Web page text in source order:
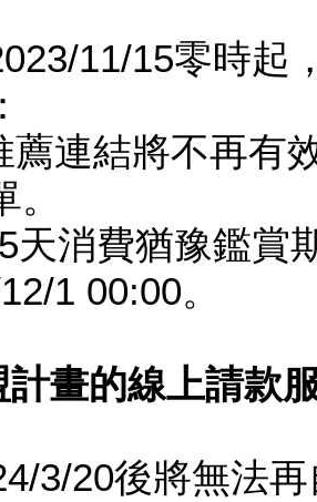
11/15零時起
薦連結將不再有
天消費猶豫鑑賞
1 00:00。
計畫的線上請款
3/20後將無法